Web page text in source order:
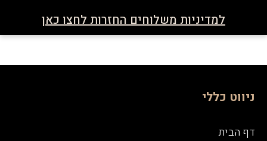
למדיניות משלוחים החזרות לחצו כאן
ניווט כללי
דף הבית